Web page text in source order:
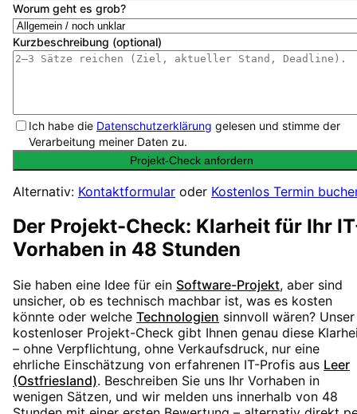
Worum geht es grob?
Kurzbeschreibung (optional)
Ich habe die Datenschutzerklärung gelesen und stimme der
Verarbeitung meiner Daten zu.
Projekt-Check anfordern
Alternativ: Kontaktformular oder Kostenlos Termin
Der Projekt-Check: Klarheit für Ihr
Vorhaben in 48 Stunden
Sie haben eine Idee für ein Software-Projekt, aber sind
unsicher, ob es technisch machbar ist, was es kosten
könnte oder welche Technologien sinnvoll wären? Unser
kostenloser Projekt-Check gibt Ihnen genau diese
– ohne Verpflichtung, ohne Verkaufsdruck, nur eine
ehrliche Einschätzung von erfahrenen IT-Profis aus Leer
(Ostfriesland). Beschreiben Sie uns Ihr Vorhaben in
wenigen Sätzen, und wir melden uns innerhalb von 48